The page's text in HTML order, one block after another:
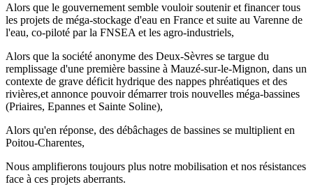
Alors que le gouvernement semble vouloir soutenir et financer tous
les projets de méga-stockage d'eau en France et suite au Varenne de
l'eau, co-piloté par la FNSEA et les agro-industriels,
Alors que la société anonyme des Deux-Sèvres se targue du
remplissage d'une première bassine à Mauzé-sur-le-Mignon, dans un
contexte de grave déficit hydrique des nappes phréatiques et des
rivières,et annonce pouvoir démarrer trois nouvelles méga-bassines
(Priaires, Epannes et Sainte Soline),
Alors qu'en réponse, des débâchages de bassines se multiplient en
Poitou-Charentes,
Nous amplifierons toujours plus notre mobilisation et nos résistances
face à ces projets aberrants.